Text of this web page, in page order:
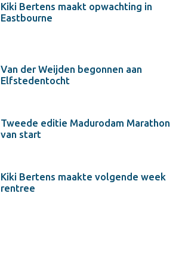
Kiki Bertens maakt opwachting in
Eastbourne
Van der Weijden begonnen aan
Elfstedentocht
Tweede editie Madurodam Marathon
van start
Kiki Bertens maakte volgende week
rentree